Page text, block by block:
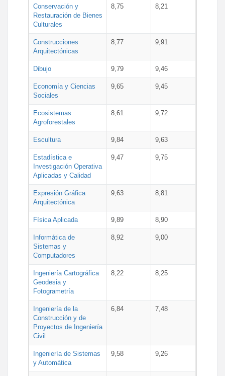
Conservación y
Restauración de Bienes
Culturales
8,75 8,21
Construcciones
Arquitectónicas
8,77 9,91
Dibujo 9,79 9,46
Economía y Ciencias
Sociales
9,65 9,45
Ecosistemas
Agroforestales
8,61 9,72
Escultura 9,84 9,63
Estadística e
Investigación Operativa
Aplicadas y Calidad
9,47 9,75
Expresión Gráfica
Arquitectónica
9,63 8,81
Física Aplicada 9,89 8,90
Informática de
Sistemas y
Computadores
8,92 9,00
Ingeniería Cartográfica
Geodesia y
Fotogrametría
8,22 8,25
Ingeniería de la
Construcción y de
Proyectos de Ingeniería
Civil
6,84 7,48
Ingeniería de Sistemas
y Automática
9,58 9,26